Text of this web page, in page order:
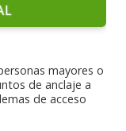
mayores o
de anclaje a
de acceso